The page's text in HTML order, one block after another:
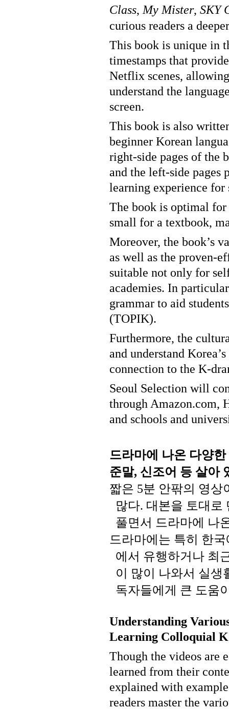
Class, My Mister, SKY
curious readers a
This book is unique in
timestamps that
Netflix scenes,
understand the
screen.
This book is also
beginner Korean
right-side pages of the
and the left-side pages
learning experience
The book is optimal
small for a textbook,
Moreover, the book’s
as well as the proven-
suitable not only for
academies. In
grammar to aid
(TOPIK).
Furthermore, the
and understand
connection to the K-
Seoul Selection will
through Amazon.com,
and schools and
드라마에 나온 다양한
준말, 신조어 등 살아
짧은 5분 안팎의 영상
많다. 대본을 토대로
풀면서 드라마에 나
드라마에는 특히 한
에서 유행하거나 최
이 많이 나와서 실생
독자들에게 큰 도움
Understanding
Learning Colloquial
Though the videos are
learned from their
explained with
readers master the